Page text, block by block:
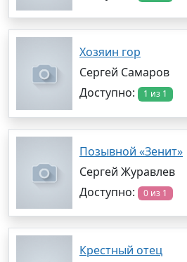
Хозяин гор
Сергей Самаров
Доступно:
1 из 1
Позывной «Зенит»
Сергей Журавлев
Доступно:
0 из 1
Крестный отец